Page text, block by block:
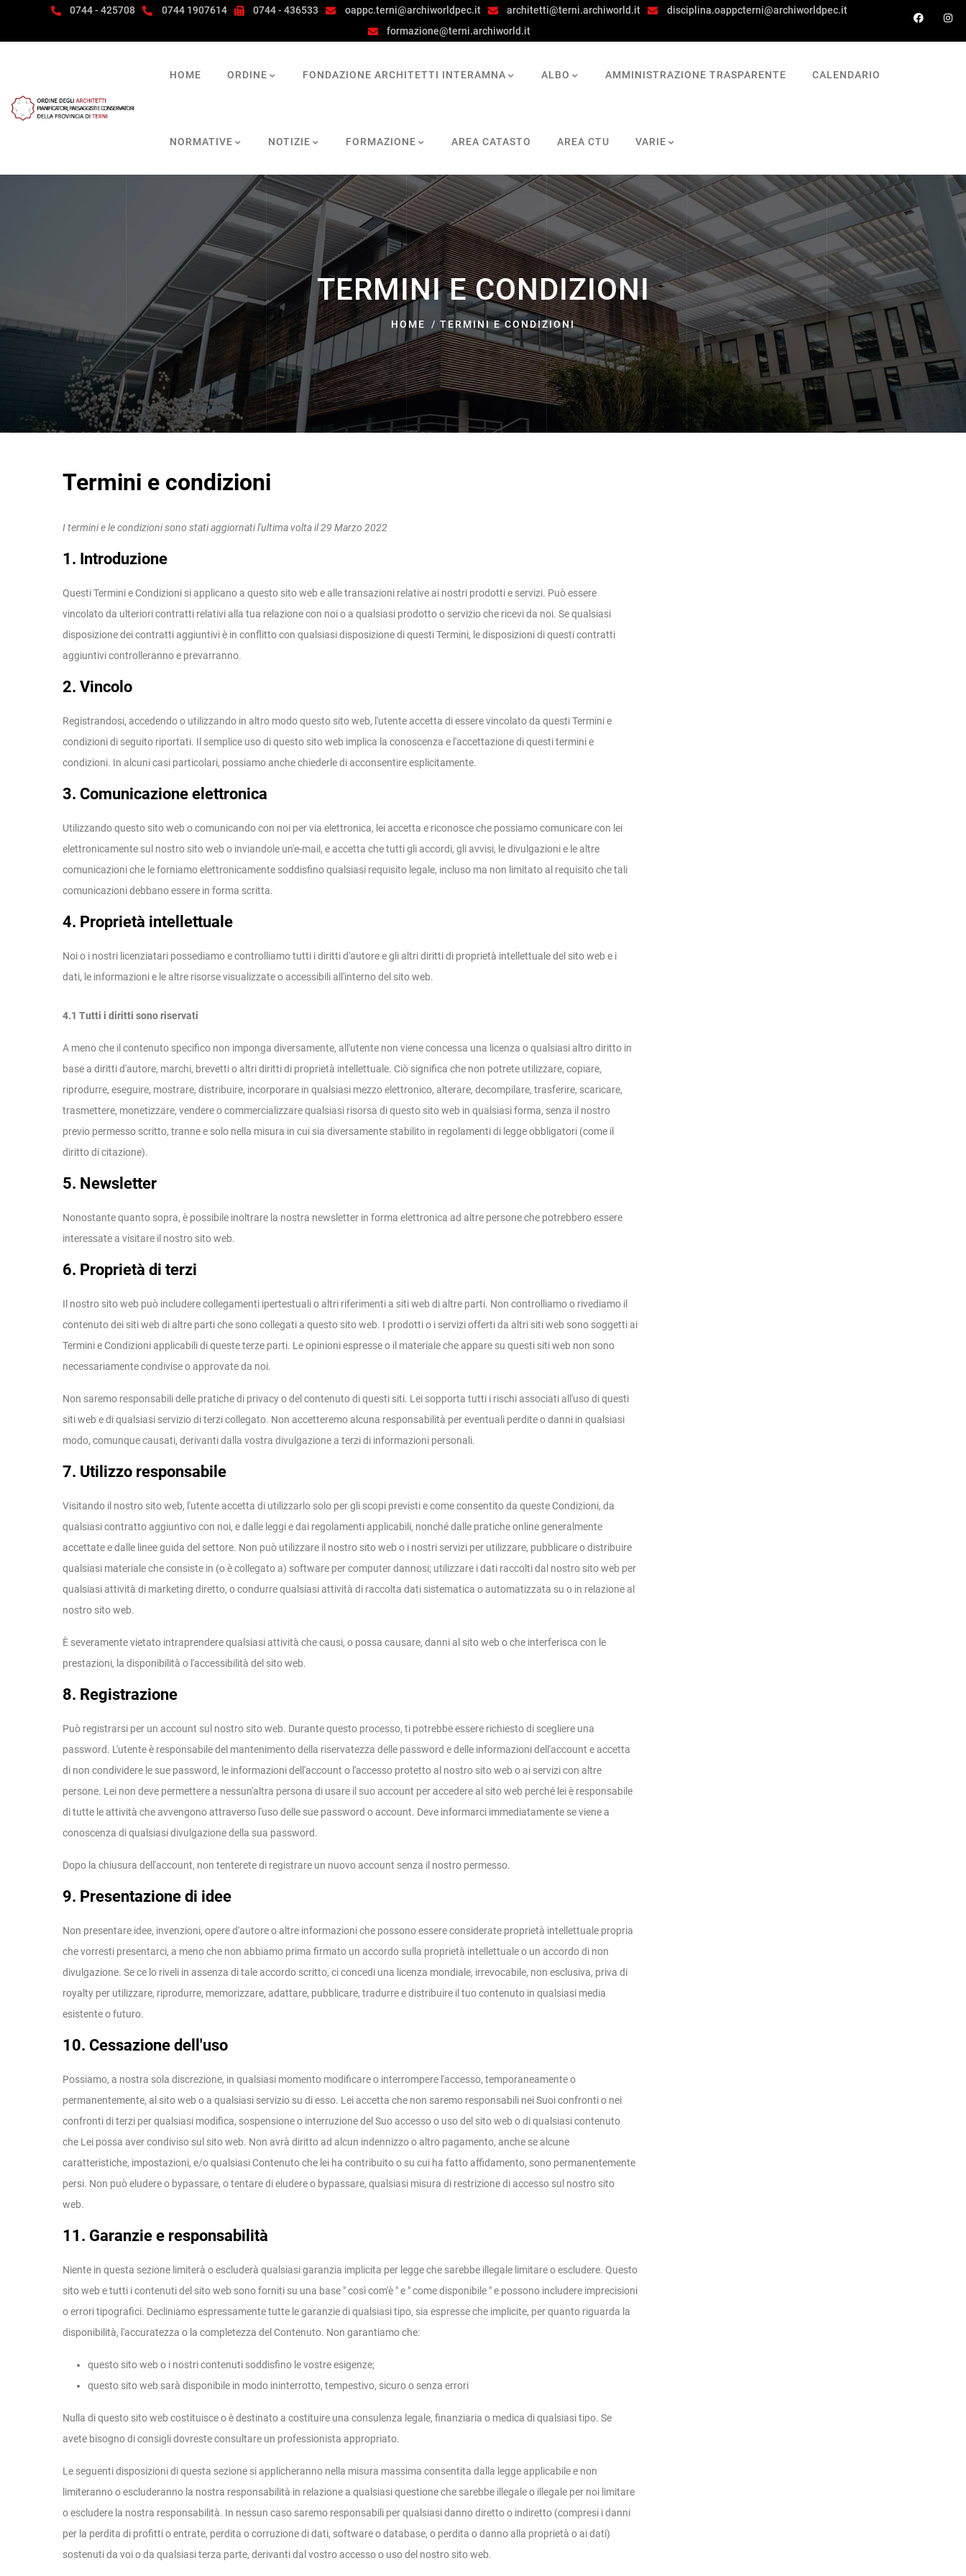
0744 - 425708 0744 1907614 0744 - 436533 oappc.terni@archiworldpec.it architetti@terni.archiworld.it
disciplina.oappcterni@archiworldpec.it
formazione@terni.archiworld.it
HOME ORDINE FONDAZIONE ARCHITETTI INTERAMNA ALBO AMMINISTRAZIONE TRASPARENTE CALENDARIO
NORMATIVE NOTIZIE FORMAZIONE AREA CATASTO AREA CTU VARIE
TERMINI E CONDIZIONI
HOME TERMINI E CONDIZIONI
Termini e condizioni
I termini e le condizioni sono stati aggiornati l'ultima volta il 29 Marzo 2022
1. Introduzione
Questi Termini e Condizioni si applicano a questo sito web e alle transazioni relative ai nostri prodotti e servizi. Può essere
vincolato da ulteriori contratti relativi alla tua relazione con noi o a qualsiasi prodotto o servizio che ricevi da noi. Se qualsiasi
disposizione dei contratti aggiuntivi è in conflitto con qualsiasi disposizione di questi Termini, le disposizioni di questi contratti
aggiuntivi controlleranno e prevarranno.
2. Vincolo
Registrandosi, accedendo o utilizzando in altro modo questo sito web, l'utente accetta di essere vincolato da questi Termini e
condizioni di seguito riportati. Il semplice uso di questo sito web implica la conoscenza e l'accettazione di questi termini e
condizioni. In alcuni casi particolari, possiamo anche chiederle di acconsentire esplicitamente.
3. Comunicazione elettronica
Utilizzando questo sito web o comunicando con noi per via elettronica, lei accetta e riconosce che possiamo comunicare con lei
elettronicamente sul nostro sito web o inviandole un'e-mail, e accetta che tutti gli accordi, gli avvisi, le divulgazioni e le altre
comunicazioni che le forniamo elettronicamente soddisfino qualsiasi requisito legale, incluso ma non limitato al requisito che tali
comunicazioni debbano essere in forma scritta.
4. Proprietà intellettuale
Noi o i nostri licenziatari possediamo e controlliamo tutti i diritti d'autore e gli altri diritti di proprietà intellettuale del sito web e i
dati, le informazioni e le altre risorse visualizzate o accessibili all'interno del sito web.
4.1 Tutti i diritti sono riservati
A meno che il contenuto specifico non imponga diversamente, all'utente non viene concessa una licenza o qualsiasi altro diritto in
base a diritti d'autore, marchi, brevetti o altri diritti di proprietà intellettuale. Ciò significa che non potrete utilizzare, copiare,
riprodurre, eseguire, mostrare, distribuire, incorporare in qualsiasi mezzo elettronico, alterare, decompilare, trasferire, scaricare,
trasmettere, monetizzare, vendere o commercializzare qualsiasi risorsa di questo sito web in qualsiasi forma, senza il nostro
previo permesso scritto, tranne e solo nella misura in cui sia diversamente stabilito in regolamenti di legge obbligatori (come il
diritto di citazione).
5. Newsletter
Nonostante quanto sopra, è possibile inoltrare la nostra newsletter in forma elettronica ad altre persone che potrebbero essere
interessate a visitare il nostro sito web.
6. Proprietà di terzi
Il nostro sito web può includere collegamenti ipertestuali o altri riferimenti a siti web di altre parti. Non controlliamo o rivediamo il
contenuto dei siti web di altre parti che sono collegati a questo sito web. I prodotti o i servizi offerti da altri siti web sono soggetti ai
Termini e Condizioni applicabili di queste terze parti. Le opinioni espresse o il materiale che appare su questi siti web non sono
necessariamente condivise o approvate da noi.
Non saremo responsabili delle pratiche di privacy o del contenuto di questi siti. Lei sopporta tutti i rischi associati all'uso di questi
siti web e di qualsiasi servizio di terzi collegato. Non accetteremo alcuna responsabilità per eventuali perdite o danni in qualsiasi
modo, comunque causati, derivanti dalla vostra divulgazione a terzi di informazioni personali.
7. Utilizzo responsabile
Visitando il nostro sito web, l'utente accetta di utilizzarlo solo per gli scopi previsti e come consentito da queste Condizioni, da
qualsiasi contratto aggiuntivo con noi, e dalle leggi e dai regolamenti applicabili, nonché dalle pratiche online generalmente
accettate e dalle linee guida del settore. Non può utilizzare il nostro sito web o i nostri servizi per utilizzare, pubblicare o distribuire
qualsiasi materiale che consiste in (o è collegato a) software per computer dannosi; utilizzare i dati raccolti dal nostro sito web per
qualsiasi attività di marketing diretto, o condurre qualsiasi attività di raccolta dati sistematica o automatizzata su o in relazione al
nostro sito web.
È severamente vietato intraprendere qualsiasi attività che causi, o possa causare, danni al sito web o che interferisca con le
prestazioni, la disponibilità o l'accessibilità del sito web.
8. Registrazione
Può registrarsi per un account sul nostro sito web. Durante questo processo, ti potrebbe essere richiesto di scegliere una
password. L'utente è responsabile del mantenimento della riservatezza delle password e delle informazioni dell'account e accetta
di non condividere le sue password, le informazioni dell'account o l'accesso protetto al nostro sito web o ai servizi con altre
persone. Lei non deve permettere a nessun'altra persona di usare il suo account per accedere al sito web perché lei è responsabile
di tutte le attività che avvengono attraverso l'uso delle sue password o account. Deve informarci immediatamente se viene a
conoscenza di qualsiasi divulgazione della sua password.
Dopo la chiusura dell'account, non tenterete di registrare un nuovo account senza il nostro permesso.
9. Presentazione di idee
Non presentare idee, invenzioni, opere d'autore o altre informazioni che possono essere considerate proprietà intellettuale propria
che vorresti presentarci, a meno che non abbiamo prima firmato un accordo sulla proprietà intellettuale o un accordo di non
divulgazione. Se ce lo riveli in assenza di tale accordo scritto, ci concedi una licenza mondiale, irrevocabile, non esclusiva, priva di
royalty per utilizzare, riprodurre, memorizzare, adattare, pubblicare, tradurre e distribuire il tuo contenuto in qualsiasi media
esistente o futuro.
10. Cessazione dell'uso
Possiamo, a nostra sola discrezione, in qualsiasi momento modificare o interrompere l'accesso, temporaneamente o
permanentemente, al sito web o a qualsiasi servizio su di esso. Lei accetta che non saremo responsabili nei Suoi confronti o nei
confronti di terzi per qualsiasi modifica, sospensione o interruzione del Suo accesso o uso del sito web o di qualsiasi contenuto
che Lei possa aver condiviso sul sito web. Non avrà diritto ad alcun indennizzo o altro pagamento, anche se alcune
caratteristiche, impostazioni, e/o qualsiasi Contenuto che lei ha contribuito o su cui ha fatto affidamento, sono permanentemente
persi. Non può eludere o bypassare, o tentare di eludere o bypassare, qualsiasi misura di restrizione di accesso sul nostro sito
web.
11. Garanzie e responsabilità
Niente in questa sezione limiterà o escluderà qualsiasi garanzia implicita per legge che sarebbe illegale limitare o escludere. Questo
sito web e tutti i contenuti del sito web sono forniti su una base " così com'è " e " come disponibile " e possono includere imprecisioni
o errori tipografici. Decliniamo espressamente tutte le garanzie di qualsiasi tipo, sia espresse che implicite, per quanto riguarda la
disponibilità, l'accuratezza o la completezza del Contenuto. Non garantiamo che:
questo sito web o i nostri contenuti soddisfino le vostre esigenze;
questo sito web sarà disponibile in modo ininterrotto, tempestivo, sicuro o senza errori
Nulla di questo sito web costituisce o è destinato a costituire una consulenza legale, finanziaria o medica di qualsiasi tipo. Se
avete bisogno di consigli dovreste consultare un professionista appropriato.
Le seguenti disposizioni di questa sezione si applicheranno nella misura massima consentita dalla legge applicabile e non
limiteranno o escluderanno la nostra responsabilità in relazione a qualsiasi questione che sarebbe illegale o illegale per noi limitare
o escludere la nostra responsabilità. In nessun caso saremo responsabili per qualsiasi danno diretto o indiretto (compresi i danni
per la perdita di profitti o entrate, perdita o corruzione di dati, software o database, o perdita o danno alla proprietà o ai dati)
sostenuti da voi o da qualsiasi terza parte, derivanti dal vostro accesso o uso del nostro sito web.